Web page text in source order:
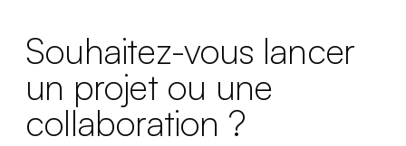
Souhaitez-vous lancer
un projet ou une
collaboration ?